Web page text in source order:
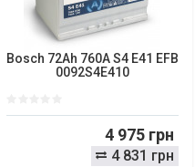
Bosch 72Ah 760A S4 E41 EFB
0092S4E410
4 975 грн
4 831 грн